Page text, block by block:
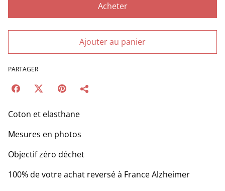
Acheter
Ajouter au panier
PARTAGER
Coton et elasthane
Mesures en photos
Objectif zéro déchet
100% de votre achat reversé à France Alzheimer